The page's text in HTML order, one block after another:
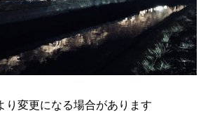
変更になる場合があります